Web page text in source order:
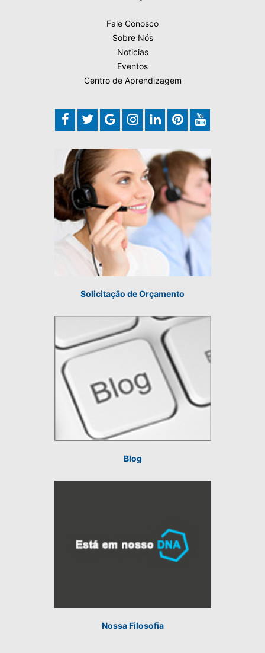
Fale Conosco
Sobre Nós
Noticias
Eventos
Centro de Aprendizagem
Solicitação de Orçamento
Blog
Nossa Filosofia